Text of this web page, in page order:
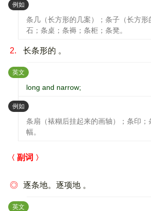
例如 ：
条几（长方形的几案）；条子（长方形
石；条桌；条褥；条柜；条凳。
2. 长条形的 。
英文 ：
long and narrow;
例如 ：
条扇（裱糊后挂起来的画轴）；条印
幅。
副词
◎ 逐条地。逐项地 。
英文 ：